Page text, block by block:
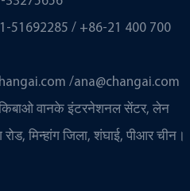
51692285 / +86-21 400 700
/ana@changai.com
वानके इंटरनेशनल सेंटर, लेन
मिन्हांग जिला, शंघाई, पीआर चीन।